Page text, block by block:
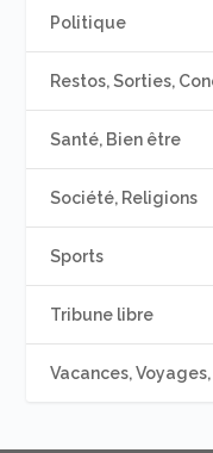
Politique
Restos, Sorties,
Santé, Bien être
Société, Religions
Sports
Tribune libre
Vacances, Voyages,